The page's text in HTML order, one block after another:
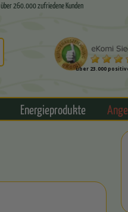
über 260.000 zufriedene Kunden
über 23.000
Energieprodukte